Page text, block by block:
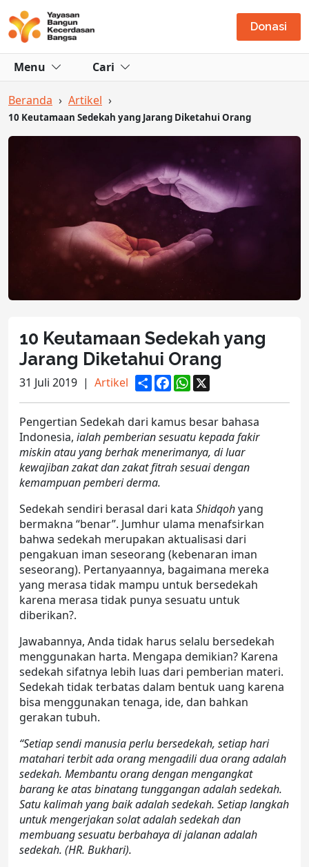
Donasi
Menu Cari
Beranda › Artikel ›
10 Keutamaan Sedekah yang Jarang Diketahui Orang
10 Keutamaan Sedekah yang
Jarang Diketahui Orang
31 Juli 2019 | Artikel S
h
a
e
F
a
c
b
o
o
k
W
h
a
s
A
p
p
Pengertian Sedekah dari kamus besar bahasa
Indonesia, ialah pemberian sesuatu kepada fakir
miskin atau yang berhak menerimanya, di luar
kewajiban zakat dan zakat fitrah sesuai dengan
kemampuan pemberi derma.
Sedekah sendiri berasal dari kata Shidqohyang
bermakna “benar”. Jumhur ulama menafsirkan
bahwa sedekah merupakan aktualisasi dari
pengakuan iman seseorang (kebenaran iman
seseorang). Pertanyaannya, bagaimana mereka
yang merasa tidak mampu untuk bersedekah
karena merasa tidak punya sesuatu untuk
diberikan?.
Jawabannya, Anda tidak harus selalu bersedekah
menggunakan harta. Mengapa demikian? Karena
sedekah sifatnya lebih luas dari pemberian materi.
Sedekah tidak terbatas dalam bentuk uang karena
bisa menggunakan tenaga, ide, dan bahkan
gerakan tubuh.
“Setiap sendi manusia perlu bersedekah, setiap hari
matahari terbit ada orang mengadili dua orang adalah
sedekah. Membantu orang dengan mengangkat
barang ke atas binatang tunggangan adalah sedekah.
Satu kalimah yang baik adalah sedekah. Setiap langkah
untuk mengerjakan solat adalah sedekah dan
membuang sesuatu berbahaya di jalanan adalah
sedekah. (HR. Bukhari).